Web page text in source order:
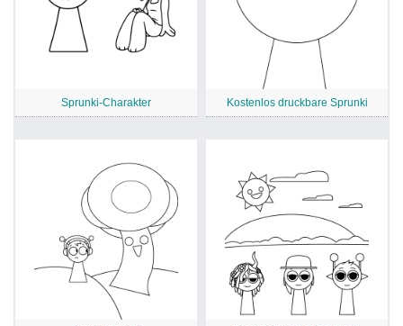
Sprunki-Charakter Kostenlos druckbare Sprunki